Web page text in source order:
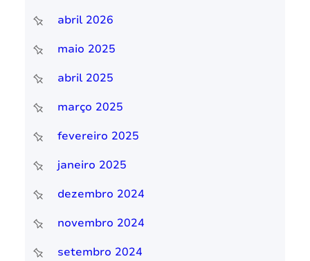
abril 2026
maio 2025
abril 2025
março 2025
fevereiro 2025
janeiro 2025
dezembro 2024
novembro 2024
setembro 2024